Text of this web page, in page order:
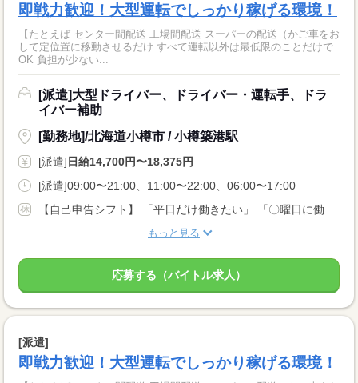
即戦力歓迎！大型運転でしっかり稼げる環境！
【たとえば センター間配送 工場間配送 スーパーの配送（かご車をお
して定位置に移動させるだけ すべて運転以外は最低限のことだけで
OK 負担が少ない...
[派遣]大型ドライバー、ドライバー・運転手、ドラ
イバー補助
[勤務地]/北海道小樽市 / 小樽築港駅
[派遣]日給14,700円〜18,375円
[派遣]09:00〜21:00、11:00〜22:00、06:00〜17:00
もっと見る
応募する（バイトル求人）
[派遣]
即戦力歓迎！大型運転でしっかり稼げる環境！